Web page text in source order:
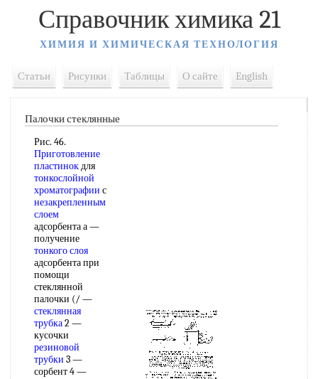
Справочник химика 21
ХИМИЯ И ХИМИЧЕСКАЯ ТЕХНОЛОГИЯ
Статьи Рисунки Таблицы О сайте English
Палочки стеклянные
Рис. 46.
Приготовление
пластинокдля
тонкослойной
хроматографии с
незакрепленным
слоем
адсорбента а —
получение
тонкого слоя
адсорбента при
помощи
стеклянной
палочки (/ —
стеклянная
трубка2 —
кусочки
резиновой
трубки 3 —
сорбент 4 —